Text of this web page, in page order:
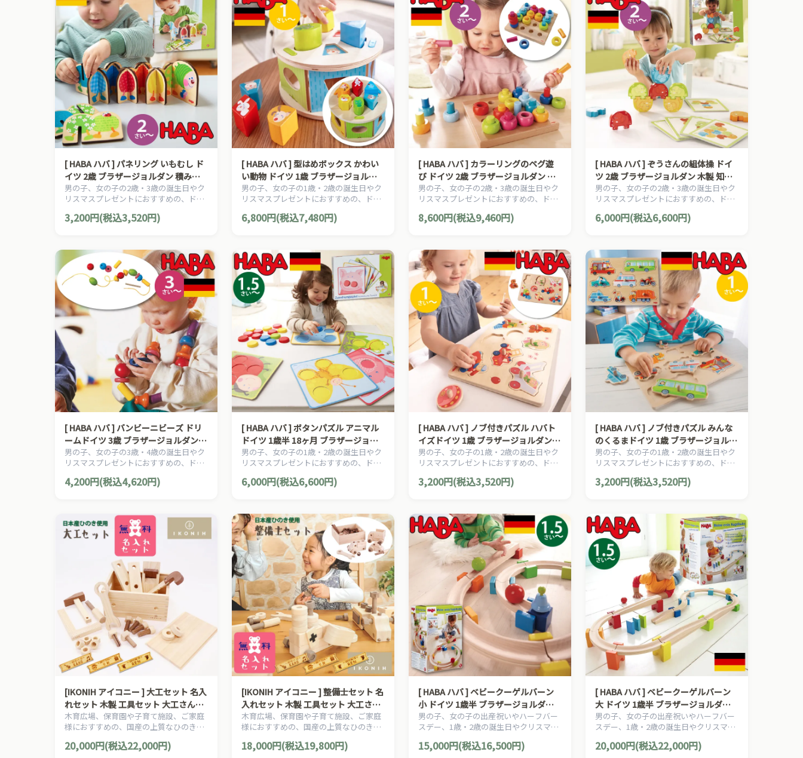
[ HABA ハバ ] パネリング いもむし ド
イツ 2歳 ブラザージョルダン 積み木
パズル ブロック 知育玩具 木製 パズル
男の子、女の子の2歳・3歳の誕生日やク
リスマスプレゼントにおすすめの、ドイ
具です。
3,200円(税込3,520円)
[ HABA ハバ ] 型はめボックス かわい
い動物 ドイツ 1歳 ブラザージョルダ
ン 木製 知育玩具 積み木 かたち
男の子、女の子の1歳・2歳の誕生日やク
リスマスプレゼントにおすすめの、ドイ
具です。
6,800円(税込7,480円)
[ HABA ハバ ] カラーリングのペグ遊
び ドイツ 2歳 ブラザージョルダン 木
製 知育玩具 積み木 にじいろリング グ
ッド・トイ
男の子、女の子の2歳・3歳の誕生日やク
リスマスプレゼントにおすすめの、ドイ
具です。
8,600円(税込9,460円)
[ HABA ハバ ] ぞうさんの組体操 ドイ
ツ 2歳 ブラザージョルダン 木製 知育
玩具 バランス遊び パターン パズル ゲ
ーム
男の子、女の子の2歳・3歳の誕生日やク
リスマスプレゼントにおすすめの、ドイ
具です。
6,000円(税込6,600円)
[ HABA ハバ ] バンビーニビーズ ドリ
ームドイツ 3歳 ブラザージョルダン
木製 知育玩具 ひも通し
男の子、女の子の3歳・4歳の誕生日やク
リスマスプレゼントにおすすめの、ドイ
具です。
4,200円(税込4,620円)
[ HABA ハバ ] ボタンパズル アニマル
ドイツ 1歳半 18ヶ月 ブラザージョル
ダン 木製 知育玩具 色 数字
男の子、女の子の1歳・2歳の誕生日やク
リスマスプレゼントにおすすめの、ドイ
具です。
6,000円(税込6,600円)
[ HABA ハバ ] ノブ付きパズル ハバト
イズドイツ 1歳 ブラザージョルダン
木製 知育玩具 ペグパズル
男の子、女の子の1歳・2歳の誕生日やク
リスマスプレゼントにおすすめの、ドイ
具です。
3,200円(税込3,520円)
[ HABA ハバ ] ノブ付きパズル みんな
のくるまドイツ 1歳 ブラザージョルダ
ン 木製 知育玩具 ペグパズル 働く車
男の子、女の子の1歳・2歳の誕生日やク
リスマスプレゼントにおすすめの、ドイ
具です。
3,200円(税込3,520円)
[IKONIH アイコニー ] 大工セット 名入
れセット 木製 工具セット 大工さんご
っこ 木製 檜 ひのき 日本産ひのき
木育広場、保育園や子育て施設、ご家庭
様におすすめの、国産の上質なひのきを
す。
20,000円(税込22,000円)
[IKONIH アイコニー ] 整備士セット 名
入れセット 木製 工具セット 大工さん
ごっこ 木製 檜 ひのき 日本産ひのき
木育広場、保育園や子育て施設、ご家庭
様におすすめの、国産の上質なひのきを
です。
18,000円(税込19,800円)
[ HABA ハバ ] ベビークーゲルバーン
小 ドイツ 1歳半 ブラザージョルダン
玉転がし スロープ 組み立て ピタゴラ
スイッチ 積み木
男の子、女の子の出産祝いやハーフバー
スデー、1歳・2歳の誕生日やクリスマス
ハバ社の木のおもちゃ、赤ちゃんのおも
15,000円(税込16,500円)
[ HABA ハバ ] ベビークーゲルバーン
大 ドイツ 1歳半 ブラザージョルダン
玉転がし スロープ 組み立て ピタゴラ
スイッチ 積み木
男の子、女の子の出産祝いやハーフバー
スデー、1歳・2歳の誕生日やクリスマス
ハバ社の木のおもちゃ、赤ちゃんのおも
20,000円(税込22,000円)